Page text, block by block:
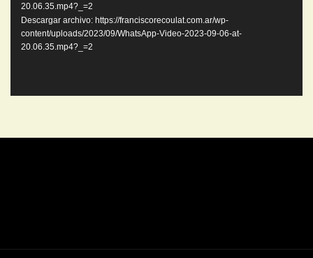
20.06.35.mp4?_=2
Descargar archivo: https://franciscorecoulat.com.ar/wp-
content/uploads/2023/09/WhatsApp-Video-2023-09-06-at-
20.06.35.mp4?_=2